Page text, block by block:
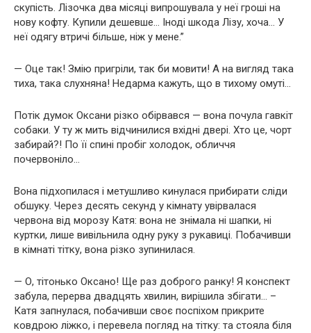
скупість. Лізочка два місяці випрошувала у неї гроші на
нову кофту. Купили дешевше… Іноді шкода Лізу, хоча… У
неї одягу втричі більше, ніж у мене.”
— Оце так! Змію пригріли, так би мовити! А на вигляд така
тиха, така слухняна! Недарма кажуть, що в тихому омуті…
Потік думок Оксани різко обірвався — вона почула гавкіт
собаки. У ту ж мить відчинилися вхідні двері. Хто це, чорт
забирай?! По її спині пробіг холодок, обличчя
почервоніло…
Вона підхопилася і метушливо кинулася прибирати сліди
обшуку. Через десять секунд у кімнату увірвалася
червона від морозу Катя: вона не знімала ні шапки, ні
куртки, лише вивільнила одну руку з рукавиці. Побачивши
в кімнаті тітку, вона різко зупинилася.
— О, тітонько Оксано! Ще раз доброго ранку! Я конспект
забула, перерва двадцять хвилин, вирішила збігати… –
Катя запнулася, побачивши своє поспіхом прикрите
ковдрою ліжко, і перевела погляд на тітку: та стояла біля